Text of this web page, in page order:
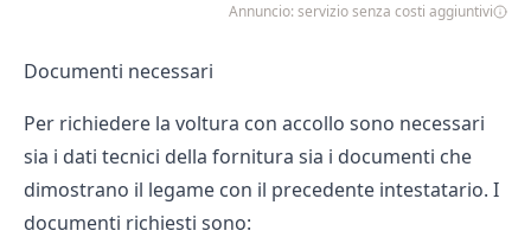
Annuncio: servizio senza costi aggiuntivi
Documenti necessari
Per richiedere la voltura con accollo sono necessari
sia i dati tecnici della fornitura sia i documenti che
dimostrano il legame con il precedente intestatario. I
documenti richiesti sono: